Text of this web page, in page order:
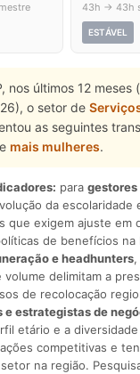
43h → 43h
ESTÁVEL
nos últimos 12 meses
o setor de
as seguintes
e mais mulheres.
para
da escolaridade
que exigem ajuste em
de benefícios na
e headhunters
delimitam a
de recolocação
estrategistas de
etário e a
competitivas e
na região.